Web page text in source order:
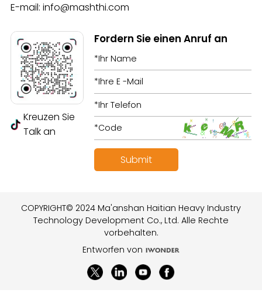
E-mail: info@mashthi.com
Kreuzen Sie
Talk an
Fordern Sie einen Anruf an
COPYRIGHT© 2024 Ma'anshan Haitian Heavy Industry
Technology Development Co., Ltd. Alle Rechte
vorbehalten.
Entworfen von